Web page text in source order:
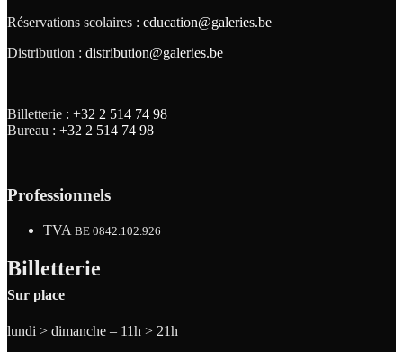
Réservations scolaires : education@galeries.be
Distribution : distribution@galeries.be
Billetterie : +32 2 514 74 98
Bureau : +32 2 514 74 98
Professionnels
TVA BE 0842.102.926
Billetterie
Sur place
lundi > dimanche – 11h > 21h